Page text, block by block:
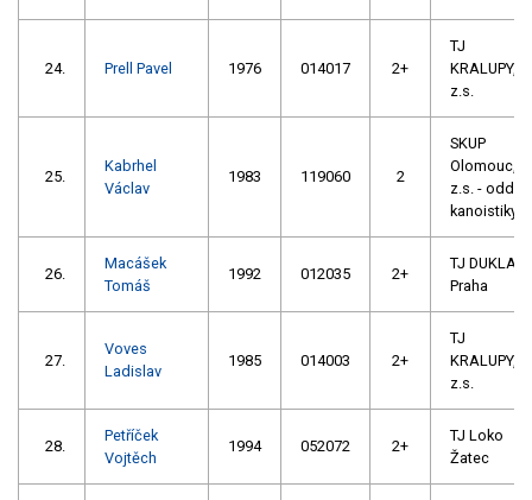
24. Prell Pavel 1976 014017 2+
TJ
KRALUPY,
z.s.
25.
Kabrhel
Václav
1983 119060 2
SKUP
Olomouc,
z.s. - oddíl
kanoistiky
26.
Macášek
Tomáš
1992 012035 2+
TJ DUKLA
Praha
27.
Voves
Ladislav
1985 014003 2+
TJ
KRALUPY,
z.s.
28.
Petříček
Vojtěch
1994 052072 2+
TJ Loko
Žatec